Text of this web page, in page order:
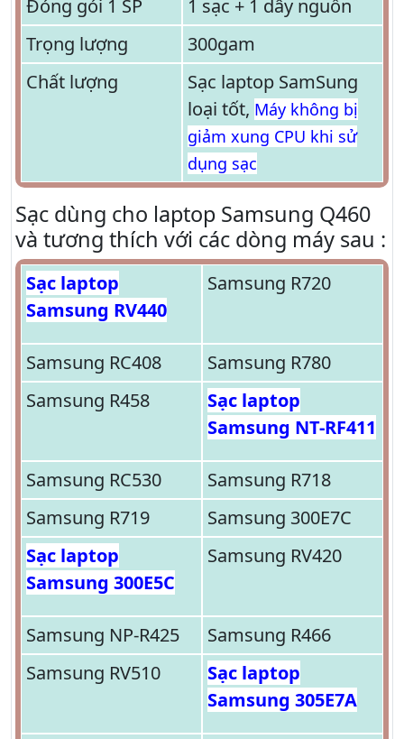
Đóng gói 1 SP
1 sạc + 1 dây nguồn
Trọng lượng
300gam
Chất lượng
Sạc laptop SamSung
loại tốt, Máy không bị
giảm xung CPU khi sử
dụng sạc
Sạc dùng cho laptop Samsung Q460
và tương thích với các dòng máy sau :
Sạc laptop
Samsung RV440
Samsung R720
Samsung RC408
Samsung R780
Samsung R458
Sạc laptop
Samsung NT-RF411
Samsung RC530
Samsung R718
Samsung R719
Samsung 300E7C
Sạc laptop
Samsung 300E5C
Samsung RV420
Samsung NP-R425
Samsung R466
Samsung RV510
Sạc laptop
Samsung 305E7A